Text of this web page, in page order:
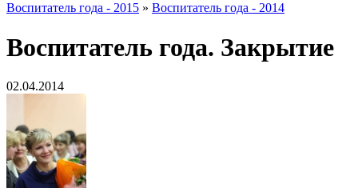
Воспитатель года - 2015 » Воспитатель года - 2014
Воспитатель года. Закрытие
02.04.2014